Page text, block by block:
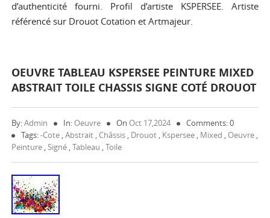
d’authenticité fourni. Profil d’artiste KSPERSEE. Artiste
référencé sur Drouot Cotation et Artmajeur.
OEUVRE TABLEAU KSPERSEE PEINTURE MIXED
ABSTRAIT TOILE CHASSIS SIGNE COTÉ DROUOT
By:Admin In: Oeuvre On Oct 17,2024
Comments: 0
Tags:-cote ,Abstrait , Châssis , Drouot , Kspersee , Mixed , Oeuvre ,
Peinture ,Signé ,Tableau ,Toile